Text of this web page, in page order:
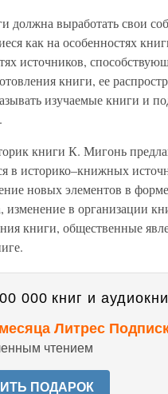
должна выработать свои
как на особенностях
источников,
книги, ее
изучаемые книги и
книги К. Мигонь
в историко–книжных
новых элементов в
изменение в организации
книги, общественные
000 книг и
Литрес
чтением
ПОДАРОК